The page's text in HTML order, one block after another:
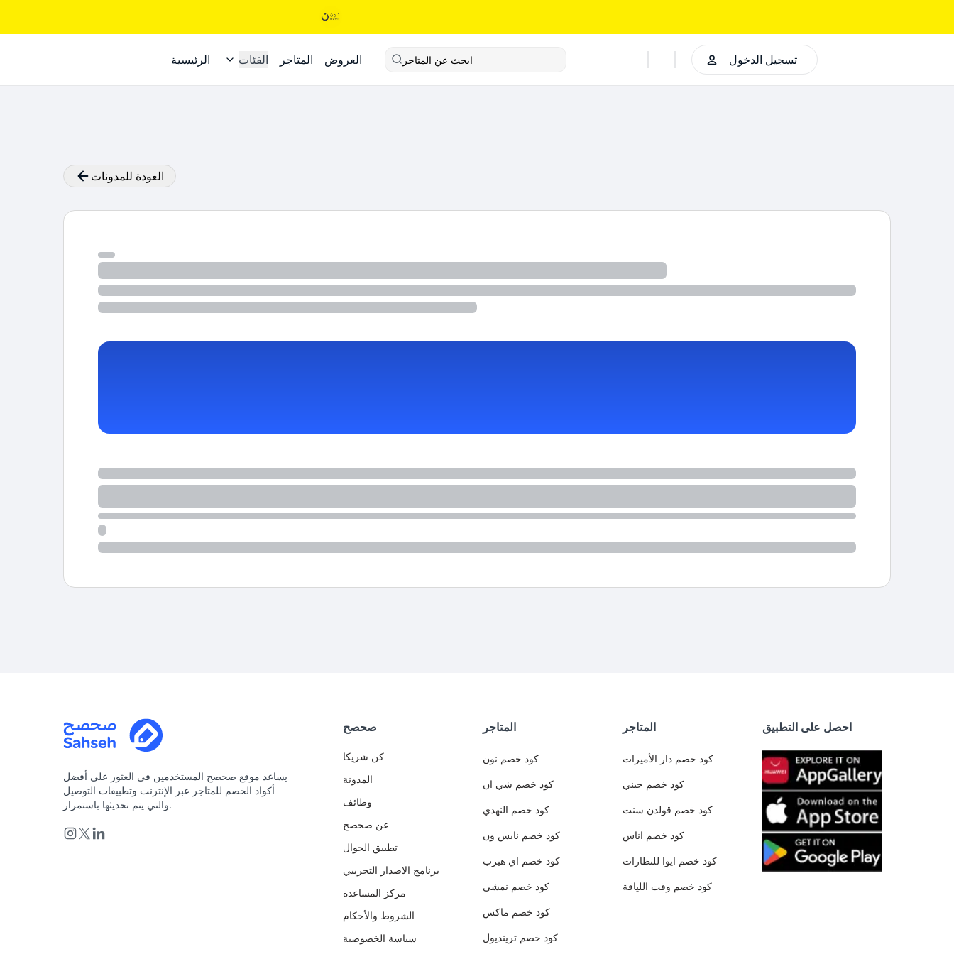
الرئيسية الفئات المتاجر العروض ابحث عن المتاجر تسجيل الدخول
العودة للمدونات
يساعد موقع صحصح المستخدمين في العثور على أفضل
أكواد الخصم للمتاجر عبر الإنترنت وتطبيقات التوصيل
والتي يتم تحديثها باستمرار.
صحصح
كن شريكا
المدونة
وظائف
عن صحصح
تطبيق الجوال
برنامج الاصدار التجريبي
مركز المساعدة
الشروط والأحكام
سياسة الخصوصية
المتاجر
كود خصم نون
كود خصم شي ان
كود خصم النهدي
كود خصم نايس ون
كود خصم اي هيرب
كود خصم نمشي
كود خصم ماكس
كود خصم ترينديول
المتاجر
كود خصم دار الأميرات
كود خصم جيني
كود خصم قولدن سنت
كود خصم اناس
كود خصم ايوا للنظارات
كود خصم وقت اللياقة
احصل على التطبيق